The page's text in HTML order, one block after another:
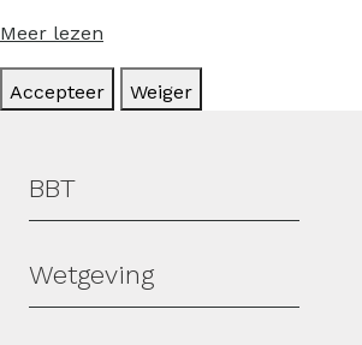
Meer lezen
Accepteer Weiger
Hoofdmenu
BBT
Wetgeving